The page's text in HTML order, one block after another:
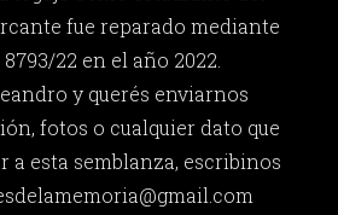
fue reparado mediante
22 en el año 2022.
y querés enviarnos
fotos o cualquier dato que
a esta semblanza, escribinos